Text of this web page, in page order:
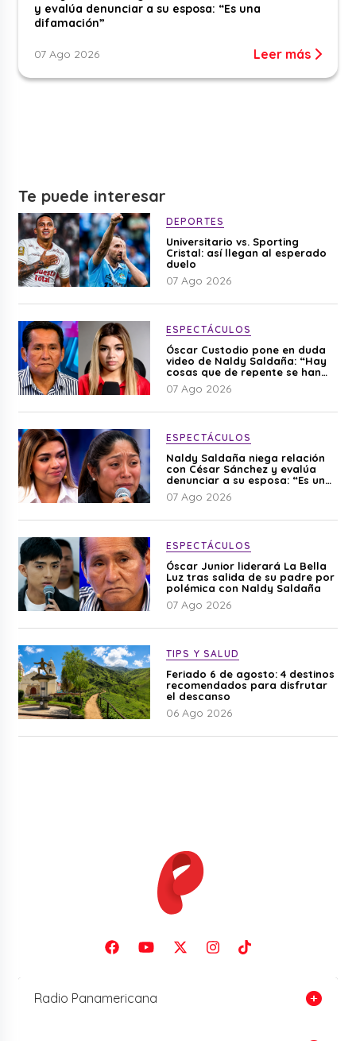
y evalúa denunciar a su esposa: “Es una
difamación”
07 Ago 2026 Leer más
Te puede interesar
DEPORTES
Universitario vs. Sporting
Cristal: así llegan al esperado
duelo
07 Ago 2026
ESPECTÁCULOS
Óscar Custodio pone en duda
video de Naldy Saldaña: “Hay
cosas que de repente se han
editado”
07 Ago 2026
ESPECTÁCULOS
Naldy Saldaña niega relación
con César Sánchez y evalúa
denunciar a su esposa: “Es una
difamación”
07 Ago 2026
ESPECTÁCULOS
Óscar Junior liderará La Bella
Luz tras salida de su padre por
polémica con Naldy Saldaña
07 Ago 2026
TIPS Y SALUD
Feriado 6 de agosto: 4 destinos
recomendados para disfrutar
el descanso
06 Ago 2026
Radio Panamericana